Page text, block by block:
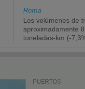
Roma
Los volúmenes de
aproximadamente
toneladas-km (-
PUERTOS